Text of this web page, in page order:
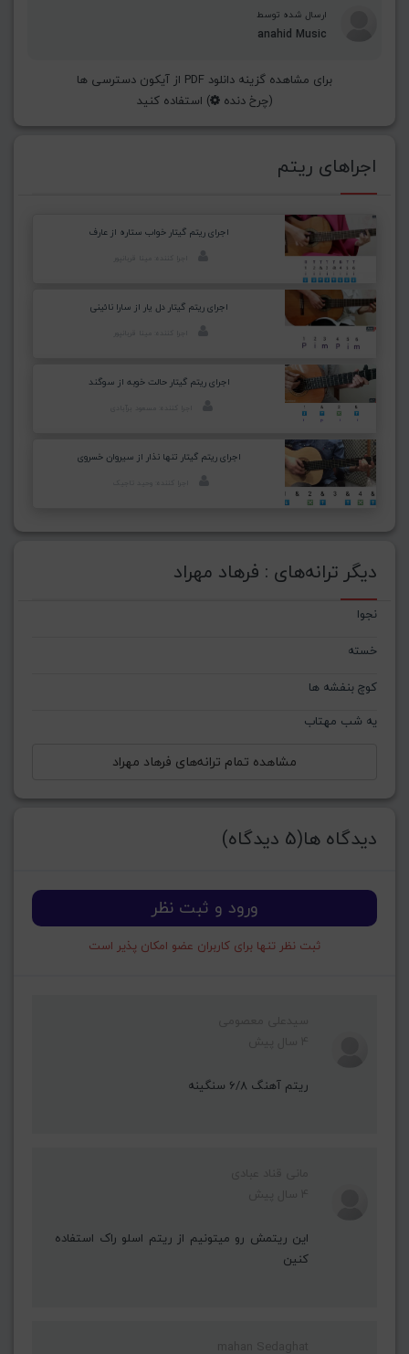
ارسال شده توسط
anahid Music
برای مشاهده گزینه دانلود PDF از آیکون دسترسی ها
(چرخ دنده ) استفاده کنید
اجراهای ریتم
اجرای ریتم گیتار خواب ستاره از عارف
اجرای ریتم گیتار دل یار از سارا نائینی
اجرای ریتم گیتار حالت خوبه از سوگند
اجرای ریتم گیتار تنها نذار از سیروان خسروی
دیگر ترانه‌های : فرهاد مهراد
نجوا
خسته
کوچ بنفشه ها
یه شب مهتاب
مشاهده تمام ترانه‌های فرهاد مهراد
دیدگاه ها(5 دیدگاه)
ورود و ثبت نظر
ثبت نظر تنها برای کاربران عضو امکان پذیر است
ریتم آهنگ 6/8 سنگینه
این ریتمش رو میتونیم از ریتم اسلو راک استفاده
کنین